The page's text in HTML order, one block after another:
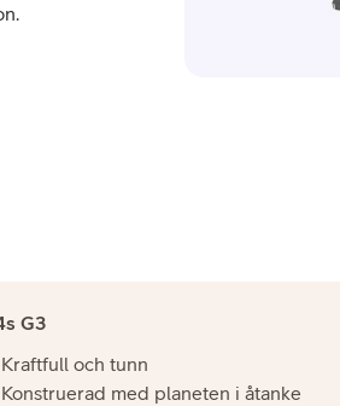
G3
Kraftfull och tunn
Konstruerad med planeten i åtanke